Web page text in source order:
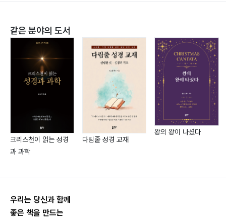
세 번째 순례: 히포의 감독으로서 당시 세력을 떨치던 이
단들과의 논쟁
1. 도나투스 논쟁
2. 펠라기안 논쟁
1) 공로의 죄악성과 사면 그리고 유아들의 세례에 관하여
(De peccatorum mertis et remissione et de
baptismo parvulorum:411)
2) 영과 문자에 관하여(De spiritu et littera)
3) 율리아누스를 반박함(Contra Julianum)
인간을 인간되게 하라(솔로몬, 2022)
밤에 찾아온 손님(솔로몬, 2022)
같은 분야의 도서
크리스천이 읽는 성경
과 과학
다림줄 성경 교재
왕의 왕이 나셨다
우리는 당신과 함께
좋은 책을 만드는